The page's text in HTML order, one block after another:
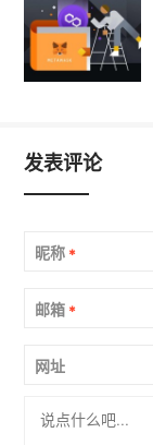
发表评论
昵称 *
邮箱 *
网址